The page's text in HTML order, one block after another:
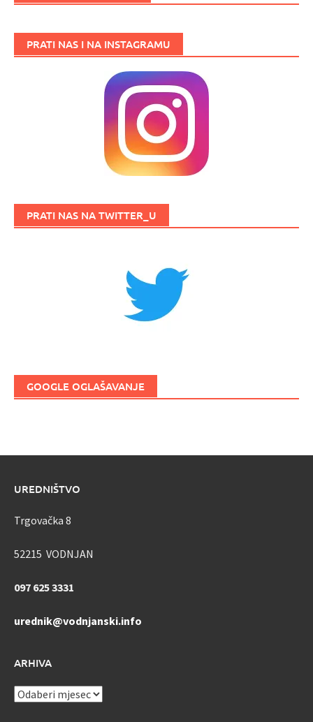
PRATI NAS I NA INSTAGRAMU
PRATI NAS NA TWITTER_U
GOOGLE OGLAŠAVANJE
UREDNIŠTVO
Trgovačka 8
52215 VODNJAN
097 625 3331
urednik@vodnjanski.info
ARHIVA
ARHIVA